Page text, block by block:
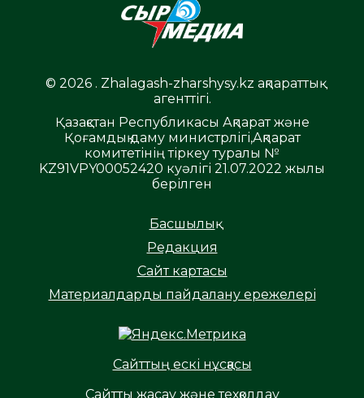
© 2026 . Zhalagash-zharshysy.kz ақпараттық
агенттігі.
Қазақстан Республикасы Ақпарат және
Қоғамдық даму министрлігі,Ақпарат
комитетінің тіркеу туралы №
KZ91VPY00052420 куәлігі 21.07.2022 жылы
берілген
Басшылық
Редакция
Сайт картасы
Материалдарды пайдалану ережелері
Сайттың ескі нұсқасы
Сайтты жасау және техқолдау